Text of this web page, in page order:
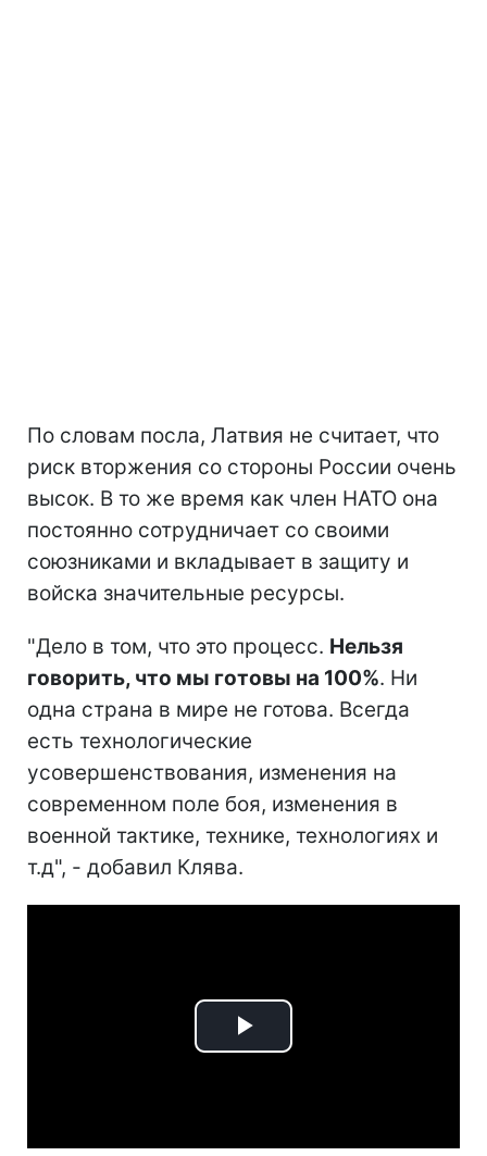
По словам посла, Латвия не считает, что
риск вторжения со стороны России очень
высок. В то же время как член НАТО она
постоянно сотрудничает со своими
союзниками и вкладывает в защиту и
войска значительные ресурсы.
"Дело в том, что это процесс. Нельзя
говорить, что мы готовы на 100%. Ни
одна страна в мире не готова. Всегда
есть технологические
усовершенствования, изменения на
современном поле боя, изменения в
военной тактике, технике, технологиях и
т.д", - добавил Клява.
Play